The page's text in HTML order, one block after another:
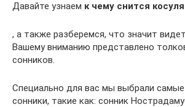
Давайте узнаем к чему снится косуля
, а также разберемся, что значит
Вашему вниманию представлено
сонников.
Специально для вас мы выбрали
сонники, такие как: сонник